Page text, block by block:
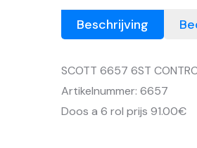
Beschrijving
SCOTT 6657 6ST
Artikelnummer: 6657
Doos a 6 rol prijs 91.00€